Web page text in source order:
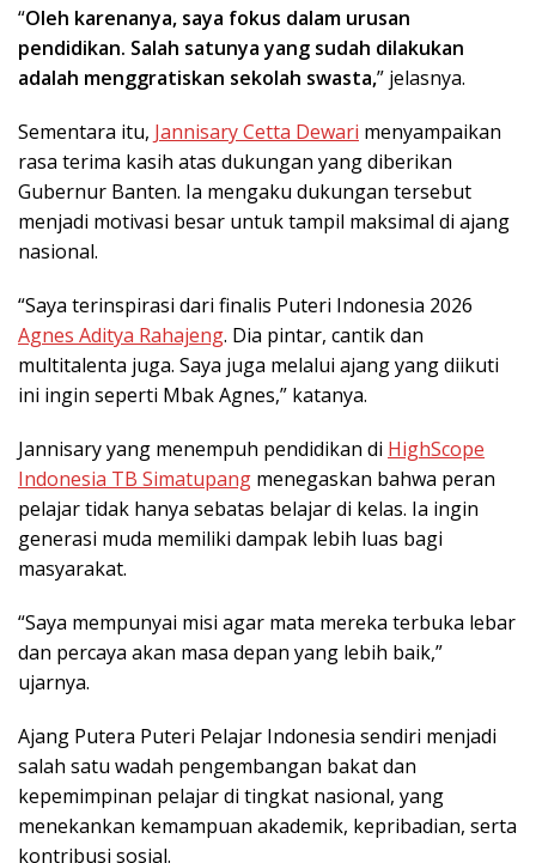
“Oleh karenanya, saya fokus dalam urusan
pendidikan. Salah satunya yang sudah dilakukan
adalah menggratiskan sekolah swasta,” jelasnya.
Sementara itu, Jannisary Cetta Dewari menyampaikan
rasa terima kasih atas dukungan yang diberikan
Gubernur Banten. Ia mengaku dukungan tersebut
menjadi motivasi besar untuk tampil maksimal di ajang
nasional.
“Saya terinspirasi dari finalis Puteri Indonesia 2026
Agnes Aditya Rahajeng. Dia pintar, cantik dan
multitalenta juga. Saya juga melalui ajang yang diikuti
ini ingin seperti Mbak Agnes,” katanya.
Jannisary yang menempuh pendidikan di HighScope
Indonesia TB Simatupang menegaskan bahwa peran
pelajar tidak hanya sebatas belajar di kelas. Ia ingin
generasi muda memiliki dampak lebih luas bagi
masyarakat.
“Saya mempunyai misi agar mata mereka terbuka lebar
dan percaya akan masa depan yang lebih baik,”
ujarnya.
Ajang Putera Puteri Pelajar Indonesia sendiri menjadi
salah satu wadah pengembangan bakat dan
kepemimpinan pelajar di tingkat nasional, yang
menekankan kemampuan akademik, kepribadian, serta
kontribusi sosial.